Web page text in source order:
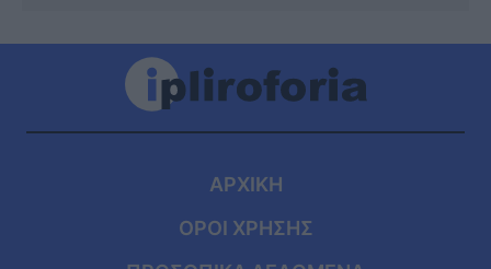
ΑΡΧΙΚΗ
ΟΡΟΙ ΧΡΗΣΗΣ